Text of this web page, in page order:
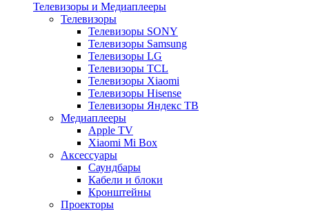
Телевизоры и Медиаплееры
Телевизоры
Телевизоры SONY
Телевизоры Samsung
Телевизоры LG
Телевизоры TCL
Телевизоры Xiaomi
Телевизоры Hisense
Телевизоры Яндекс ТВ
Медиаплееры
Apple TV
Xiaomi Mi Box
Аксессуары
Саундбары
Кабели и блоки
Кронштейны
Проекторы